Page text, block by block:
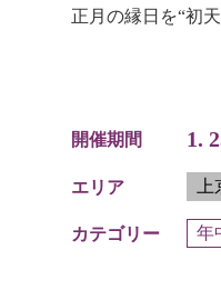
正月の縁日を“初
開催期間 1.
エリア
カテゴリー 年